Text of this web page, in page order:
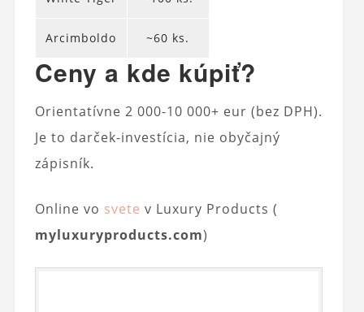
Arcimboldo ~60 ks.
Ceny a kde kúpiť?
Orientatívne 2 000-10 000+ eur (bez DPH).
Je to darček-investícia, nie obyčajný
zápisník.
Online vo svete v Luxury Products (
myluxuryproducts.com)